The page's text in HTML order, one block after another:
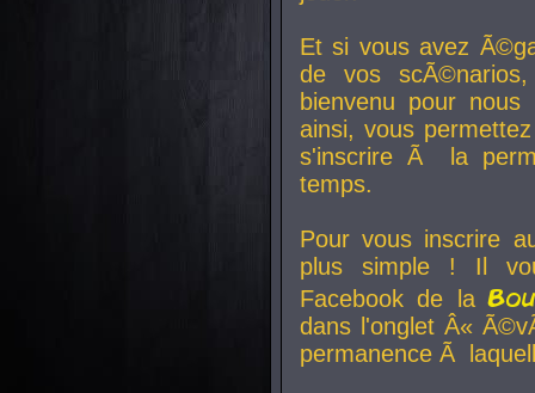
Et si vous avez
de vos
bienvenu pour
ainsi, vous
s'inscrire Ã la
temps.
Pour vous inscrire
plus simple ! Il
Facebook de la
dans l'onglet Â«
permanence Ã